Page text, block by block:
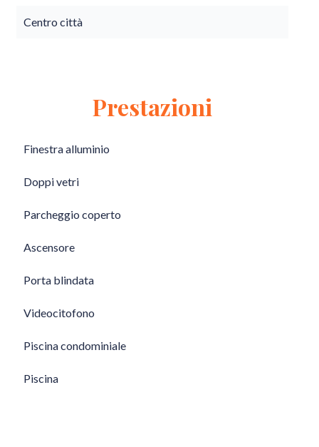
Centro città
Prestazioni
Finestra alluminio
Doppi vetri
Parcheggio coperto
Ascensore
Porta blindata
Videocitofono
Piscina condominiale
Piscina